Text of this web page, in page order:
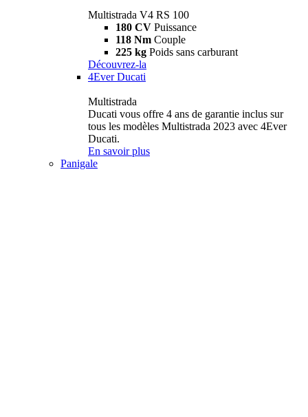
Multistrada V4 RS 100
180 CV Puissance
118 Nm Couple
225 kg Poids sans carburant
Découvrez-la
4Ever Ducati
Multistrada
Ducati vous offre 4 ans de garantie inclus sur
tous les modèles Multistrada 2023 avec 4Ever
Ducati.
En savoir plus
Panigale